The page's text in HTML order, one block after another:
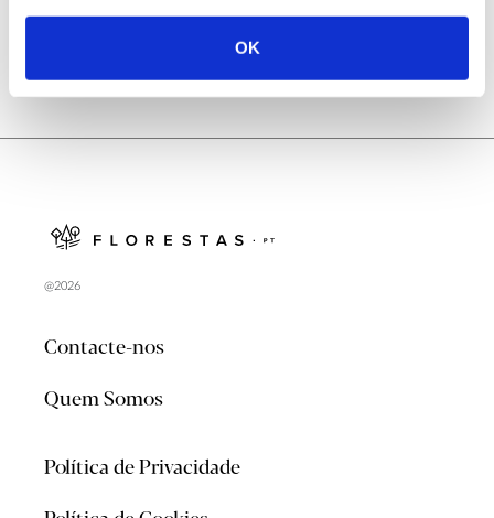
OK
@2026
Contacte-nos
Quem Somos
Política de Privacidade